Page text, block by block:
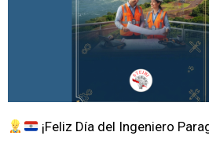
¡Feliz Día del Ingeniero